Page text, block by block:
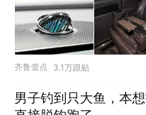
齐鲁壹点 3.1万跟贴
男子钓到只大鱼，本